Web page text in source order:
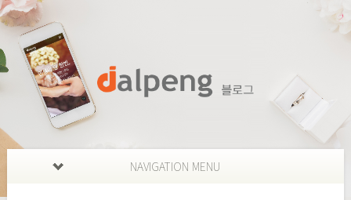
NAVIGATION MENU